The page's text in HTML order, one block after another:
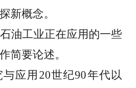
新概念。
工业正在应用的一些
简要论述。
用20世纪90年代以